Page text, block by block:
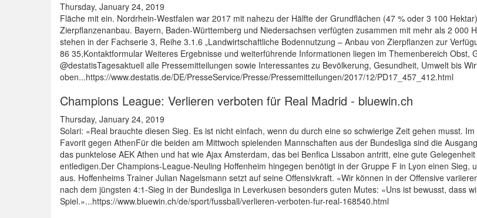
Thursday, January 24, 2019
Fläche mit ein. Nordrhein-Westfalen war 2017 mit nahezu der Hälfte der Grundflächen (47 % oder 3 100
Zierpflanzenanbau. Bayern, Baden-Württemberg und Niedersachsen verfügten zusammen mit mehr als 2 000
stehen in der Fachserie 3, Reihe 3.1.6 „Landwirtschaftliche Bodennutzung – Anbau von Zierpflanzen zur
86 35,Kontaktformular Weiteres Ergebnisse und weiterführende Informationen liegen im Themenbereich Obst,
@destatisTagesaktuell alle Pressemitteilungen sowie Interessantes zu Bevölkerung, Gesundheit, Umwelt bis
oben...https://www.destatis.de/DE/PresseService/Presse/Pressemitteilungen/2017/12/PD17_457_412.html
Champions League: Verlieren verboten für Real Madrid - bluewin.ch
Thursday, January 24, 2019
Solari: «Real brauchte diesen Sieg. Es ist nicht einfach, wenn du durch eine so schwierige Zeit gehen musst.
Favorit gegen AthenFür die beiden am Mittwoch spielenden Mannschaften aus der Bundesliga sind die
das punktelose AEK Athen und hat wie Ajax Amsterdam, das bei Benfica Lissabon antritt, eine gute
entledigen.Der Champions-League-Neuling Hoffenheim hingegen benötigt in der Gruppe F in Lyon einen Sieg,
aus. Hoffenheims Trainer Julian Nagelsmann setzt auf seine Offensivkraft. «Wir können in der Offensive
nach dem jüngsten 4:1-Sieg in der Bundesliga in Leverkusen besonders guten Mutes: «Uns ist bewusst, dass
Spiel.»...https://www.bluewin.ch/de/sport/fussball/verlieren-verboten-fur-real-168540.html